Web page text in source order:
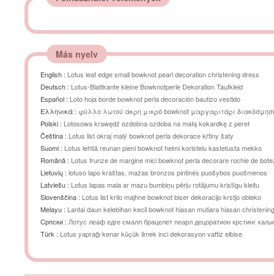
Más nyelv
English : Lotus leaf edge small bowknot pearl decoration christening dress
Deutsch : Lotus-Blattkante kleine Bowknotperle Dekoration Taufkleid
Español : Loto hoja borde bowknot perla decoración bautizo vestido
Ελληνικά : φύλλο λωτού άκρη μικρό bowknot μαργαριτάρι
βάπτισης φόρεμα
Polski : Lotosowa krawędź ozdobna ozdoba na małą kokardkę z pereł
Čeština : Lotus list okraj malý bowknot perla dekorace křtiny šaty
Suomi : Lotus lehtiä reunan pieni bowknot helmi koristelu kastetusta mekko
Română : Lotus frunze de margine mici bowknot perla decorare rochie de
Lietuvių : lotuso lapo kraštas, mažas bronzos pintinės puošybos puošmenos
Latviešu : Lotus lapas mala ar mazu bumbiņu pērļu rotājumu kristīgu kleitu
Slovenščina : Lotus list krilo majhne bowknot biser dekoracijo krstjo obleko
Melayu : Lantai daun kelebihan kecil bowknot hiasan mutiara hiasan christening
Cрпски : Лотус леаф едге смалл брацелет пеарл децоратион крстинг
Türk : Lotus yaprağı kenar küçük ilmek inci dekorasyon vaftiz elbise